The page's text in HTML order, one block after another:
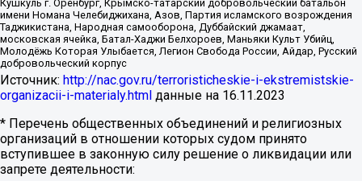
Кушкуль г. Оренбург, Крымско-татарский добровольческий батальон
имени Номана Челебиджихана, Азов, Партия исламского возрождения
Таджикистана, Народная самооборона, Дуббайский джамаат,
московская ячейка, Батал-Хаджи Белхороев, Маньяки Культ Убийц,
Молодёжь Которая Улыбается, Легион Свобода России, Айдар, Русский
добровольческий корпус
Источник: http://nac.gov.ru/terroristicheskie-i-ekstremistskie-
organizacii-i-materialy.html данные на 16.11.2023
* Перечень общественных объединений и религиозных
организаций в отношении которых судом принято
вступившее в законную силу решение о ликвидации или
запрете деятельности: